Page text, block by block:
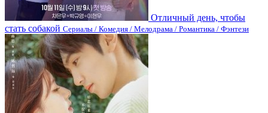
Отличный день, чтобы
стать собакой Сериалы / Комедия / Мелодрама / Романтика / Фэнтези